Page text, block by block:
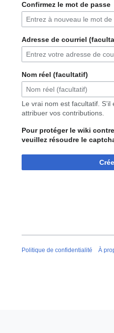
Confirmez le mot de passe
Adresse de courriel
Nom réel (facultatif)
Le vrai nom est facultatif.
attribuer vos contributions.
Pour protéger le wiki
veuillez résoudre le
Politique de confidentialité À